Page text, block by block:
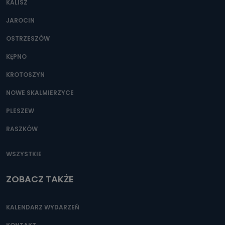
Można to zrobić pod numerem telefonu 62 735-51-05 lub
KALISZ
JAROCIN
OSTRZESZÓW
KĘPNO
KROTOSZYN
NOWE SKALMIERZYCE
PLESZEW
RASZKÓW
WSZYSTKIE
ZOBACZ TAKŻE
KALENDARZ WYDARZEŃ